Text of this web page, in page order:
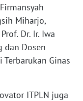
Miharjo,
Prof. Dr. Ir. Iwa
dan Dosen
Ginas
ITPLN juga